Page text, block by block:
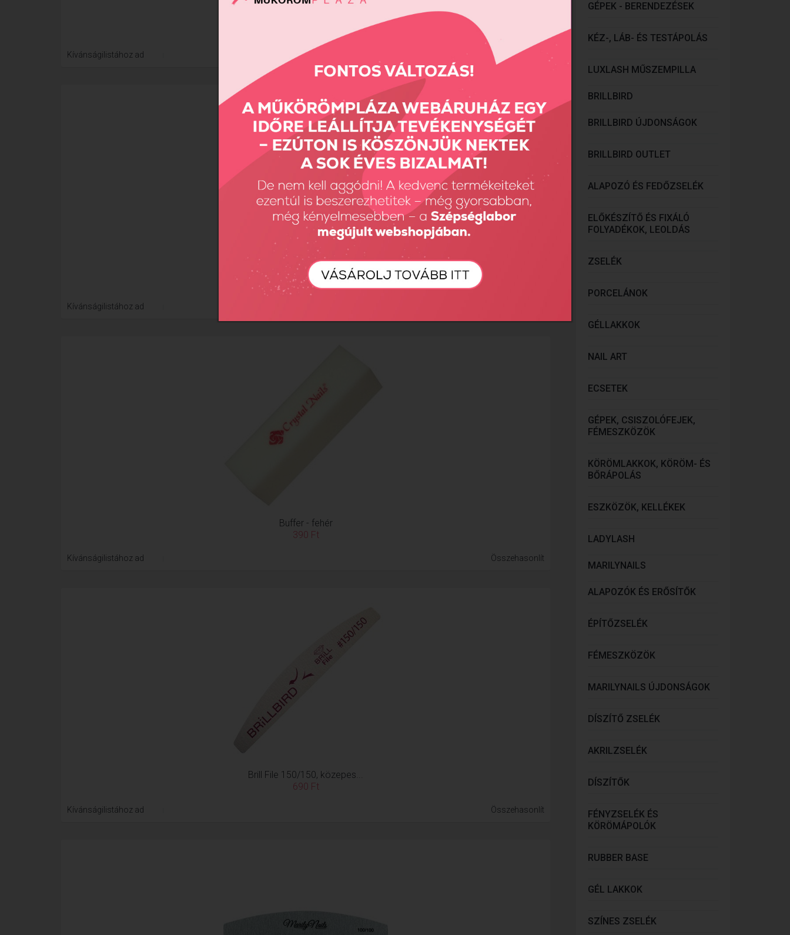
Összehasonlít
Kívánságilistához ad
Xtreme reszelő 180/180 (zöld)
690 Ft
Kívánságilistához ad
Buffer - fehér
390 Ft
Összehasonlít
Kívánságilistához ad
Brill File 150/150, közepes...
690 Ft
Összehasonlít
Kívánságilistához ad
GÉPEK - BERENDEZÉSEK
KÉZ-, LÁB- ÉS TESTÁPOLÁS
LUXLASH MŰSZEMPILLA
BRILLBIRD
BRILLBIRD ÚJDONSÁGOK
BRILLBIRD OUTLET
ALAPOZÓ ÉS FEDŐZSELÉK
ELŐKÉSZÍTŐ ÉS FIXÁLÓ
FOLYADÉKOK, LEOLDÁS
ZSELÉK
PORCELÁNOK
GÉLLAKKOK
NAIL ART
ECSETEK
GÉPEK, CSISZOLÓFEJEK,
FÉMESZKÖZÖK
KÖRÖMLAKKOK, KÖRÖM- ÉS
BŐRÁPOLÁS
ESZKÖZÖK, KELLÉKEK
LADYLASH
MARILYNAILS
ALAPOZÓK ÉS ERŐSÍTŐK
ÉPÍTŐZSELÉK
FÉMESZKÖZÖK
MARILYNAILS ÚJDONSÁGOK
DÍSZÍTŐ ZSELÉK
AKRILZSELÉK
DÍSZÍTŐK
FÉNYZSELÉK ÉS
KÖRÖMÁPOLÓK
RUBBER BASE
GÉL LAKKOK
SZÍNES ZSELÉK